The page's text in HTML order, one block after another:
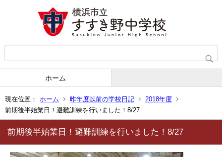
ホーム
現在位置： ホーム 昨年度以前の学校日記
2018年度
前期後半始業日！避難訓練を行いました！8/27
前期後半始業日！避難訓練を行いました！8/27